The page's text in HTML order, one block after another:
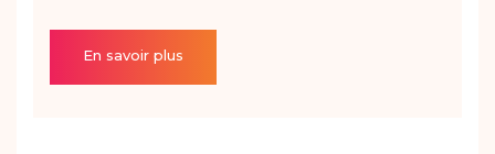
En savoir plus